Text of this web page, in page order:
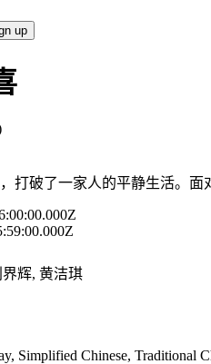
up
打破了一家人的平静生活。
辉, 黄洁琪
Simplified Chinese, Traditional